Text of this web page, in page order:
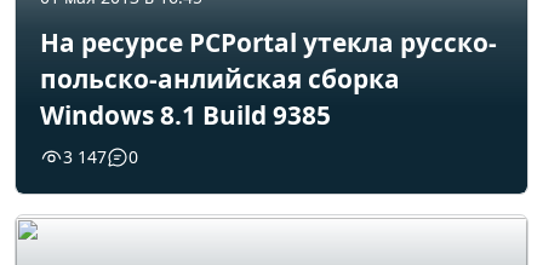
На ресурсе PCPortal утекла русско-
польско-анлийская сборка
Windows 8.1 Build 9385
3 147 0